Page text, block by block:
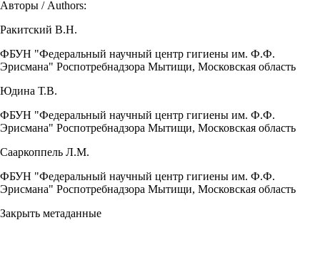
Авторы / Authors:
Ракитский В.Н.
ФБУН "Федеральный научный центр гигиены им. Ф.Ф.
Эрисмана" Роспотребнадзора Мытищи, Московская область
Юдина Т.В.
ФБУН "Федеральный научный центр гигиены им. Ф.Ф.
Эрисмана" Роспотребнадзора Мытищи, Московская область
Сааркоппель Л.М.
ФБУН "Федеральный научный центр гигиены им. Ф.Ф.
Эрисмана" Роспотребнадзора Мытищи, Московская область
Закрыть метаданные